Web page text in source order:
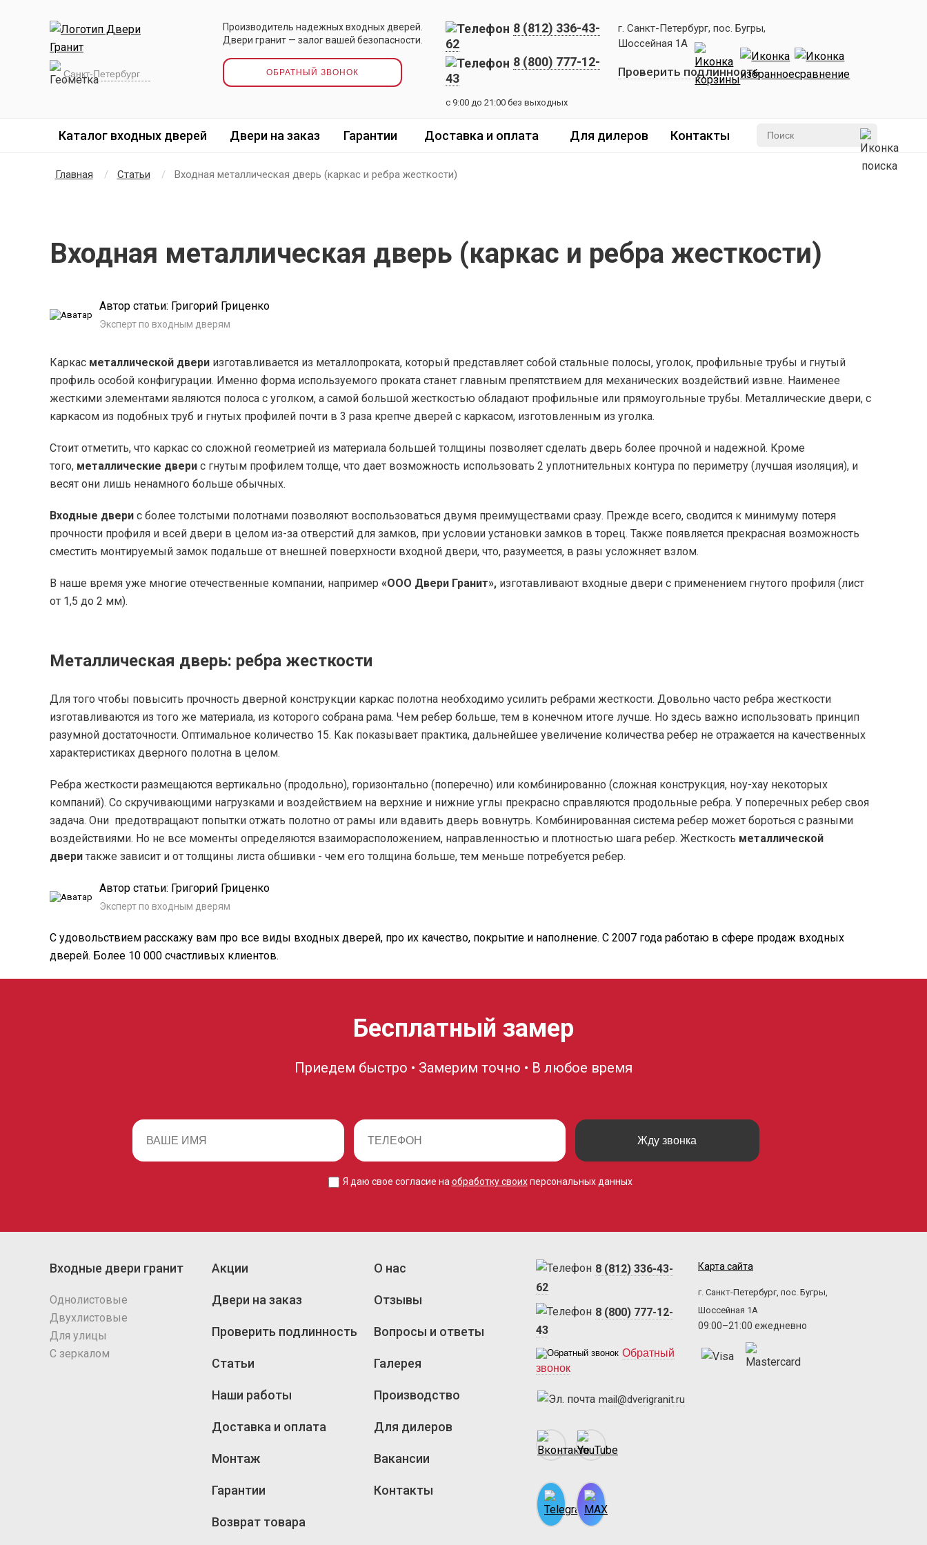
Производитель надежных входных дверей.
Двери гранит — залог вашей безопасности.
ОБРАТНЫЙ ЗВОНОК
8 (812) 336-43-
62
8 (800) 777-12-
43
с 9:00 до 21:00 без выходных
г. Санкт-Петербург, пос. Бугры,
Шоссейная 1А
Проверить подлинность
Каталог входных дверей Двери на заказ Гарантии Доставка и оплата Для дилеров Контакты
Главная Статьи Входная металлическая дверь (каркас и ребра жесткости)
Входная металлическая дверь (каркас и ребра жесткости)
Автор статьи: Григорий Гриценко
Эксперт по входным дверям
Каркас металлической двери изготавливается из металлопроката, который представляет собой стальные полосы, уголок, профильные трубы и гнутый
профиль особой конфигурации. Именно форма используемого проката станет главным препятствием для механических воздействий извне. Наименее
жесткими элементами являются полоса с уголком, а самой большой жесткостью обладают профильные или прямоугольные трубы. Металлические двери, с
каркасом из подобных труб и гнутых профилей почти в 3 раза крепче дверей с каркасом, изготовленным из уголка.
Стоит отметить, что каркас со сложной геометрией из материала большей толщины позволяет сделать дверь более прочной и надежной. Кроме
того, металлические двери с гнутым профилем толще, что дает возможность использовать 2 уплотнительных контура по периметру (лучшая изоляция), и
весят они лишь ненамного больше обычных.
Входные двери с более толстыми полотнами позволяют воспользоваться двумя преимуществами сразу. Прежде всего, сводится к минимуму потеря
прочности профиля и всей двери в целом из-за отверстий для замков, при условии установки замков в торец. Также появляется прекрасная возможность
сместить монтируемый замок подальше от внешней поверхности входной двери, что, разумеется, в разы усложняет взлом.
В наше время уже многие отечественные компании, например «ООО Двери Гранит», изготавливают входные двери с применением гнутого профиля (лист
от 1,5 до 2 мм).
Металлическая дверь: ребра жесткости
Для того чтобы повысить прочность дверной конструкции каркас полотна необходимо усилить ребрами жесткости. Довольно часто ребра жесткости
изготавливаются из того же материала, из которого собрана рама. Чем ребер больше, тем в конечном итоге лучше. Но здесь важно использовать принцип
разумной достаточности. Оптимальное количество 15. Как показывает практика, дальнейшее увеличение количества ребер не отражается на качественных
характеристиках дверного полотна в целом.
Ребра жесткости размещаются вертикально (продольно), горизонтально (поперечно) или комбинированно (сложная конструкция, ноу-хау некоторых
компаний). Со скручивающими нагрузками и воздействием на верхние и нижние углы прекрасно справляются продольные ребра. У поперечных ребер своя
задача. Они предотвращают попытки отжать полотно от рамы или вдавить дверь вовнутрь. Комбинированная система ребер может бороться с разными
воздействиями. Но не все моменты определяются взаиморасположением, направленностью и плотностью шага ребер. Жесткость металлической
двери также зависит и от толщины листа обшивки - чем его толщина больше, тем меньше потребуется ребер.
Автор статьи: Григорий Гриценко
Эксперт по входным дверям
С удовольствием расскажу вам про все виды входных дверей, про их качество, покрытие и наполнение. С 2007 года работаю в сфере продаж входных
дверей. Более 10 000 счастливых клиентов.
Бесплатный замер
Приедем быстро • Замерим точно • В любое время
Жду звонка
Я даю свое согласие на обработку своихперсональных данных
Входные двери гранит
Однолистовые
Двухлистовые
Для улицы
С зеркалом
Акции
Двери на заказ
Проверить подлинность
Статьи
Наши работы
Доставка и оплата
Монтаж
Гарантии
Возврат товара
О нас
Отзывы
Вопросы и ответы
Галерея
Производство
Для дилеров
Вакансии
Контакты
8 (812) 336-43-
62
8 (800) 777-12-
43
Обратный
звонок
mail@dverigranit.ru
Карта сайта
г. Санкт-Петербург, пос. Бугры,
Шоссейная 1А
09:00–21:00 ежедневно